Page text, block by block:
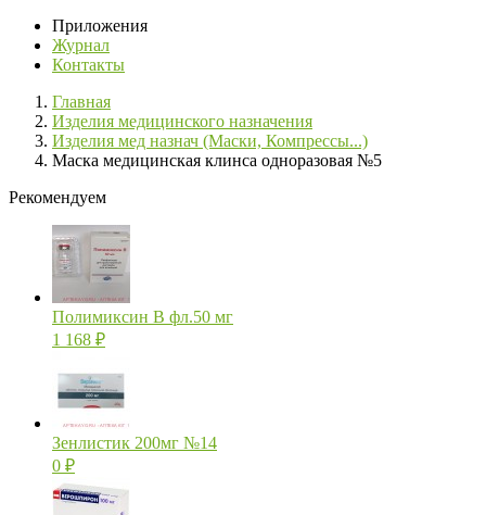
Приложения
Журнал
Контакты
Главная
Изделия медицинского назначения
Изделия мед назнач (Маски, Компрессы...)
Маска медицинская клинса одноразовая №5
Рекомендуем
Полимиксин В фл.50 мг
1 168 ₽
Зенлистик 200мг №14
0 ₽